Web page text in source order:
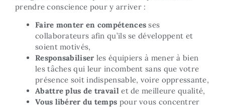
prendre conscience pour y arriver :
Faire monter en compétences ses
collaborateurs afin qu’ils se développent et
soient motivés,
Responsabiliser les équipiers à mener à bien
les tâches qui leur incombent sans que votre
présence soit indispensable, voire oppressante,
Abattre plus de travailet de meilleure qualité,
Vous libérer du temps pour vous concentrer